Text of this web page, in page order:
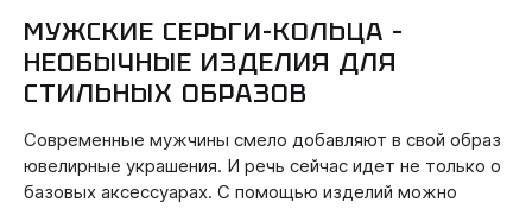
МУЖСКИЕ СЕРЬГИ-КОЛЬЦА –
НЕОБЫЧНЫЕ ИЗДЕЛИЯ ДЛЯ
СТИЛЬНЫХ ОБРАЗОВ
Современные мужчины смело добавляют в свой образ
ювелирные украшения. И речь сейчас идет не только о
базовых аксессуарах. С помощью изделий можно